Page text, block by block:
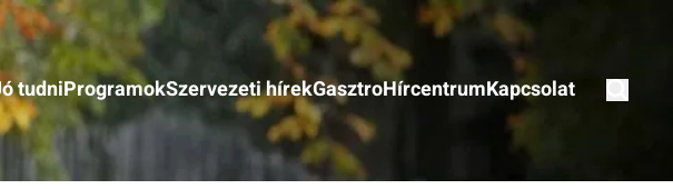
tudniProgramokSzervezeti hírekGasztroHírcentrumKapcsolat